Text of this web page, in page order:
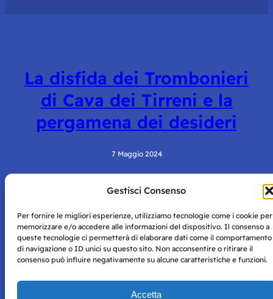
Gestisci Consenso
Per fornire le migliori esperienze, utilizziamo tecnologie come i cookie per
memorizzare e/o accedere alle informazioni del dispositivo. Il consenso a
queste tecnologie ci permetterà di elaborare dati come il comportamento
di navigazione o ID unici su questo sito. Non acconsentire o ritirare il
consenso può influire negativamente su alcune caratteristiche e funzioni.
Accetta
La disfida dei Trombonieri
di Cava dei Tirreni e la
pergamena dei desideri
7 Maggio 2024
Napoli con autorizzazione numero 38 del 25/9/2019.
Tutte le immagini e i contenuti su questo sito sono forniti